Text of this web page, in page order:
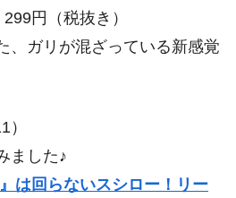
円（税抜き）
、ガリが混ざっている新感覚
）
ました♪
は回らないスシロー！リー